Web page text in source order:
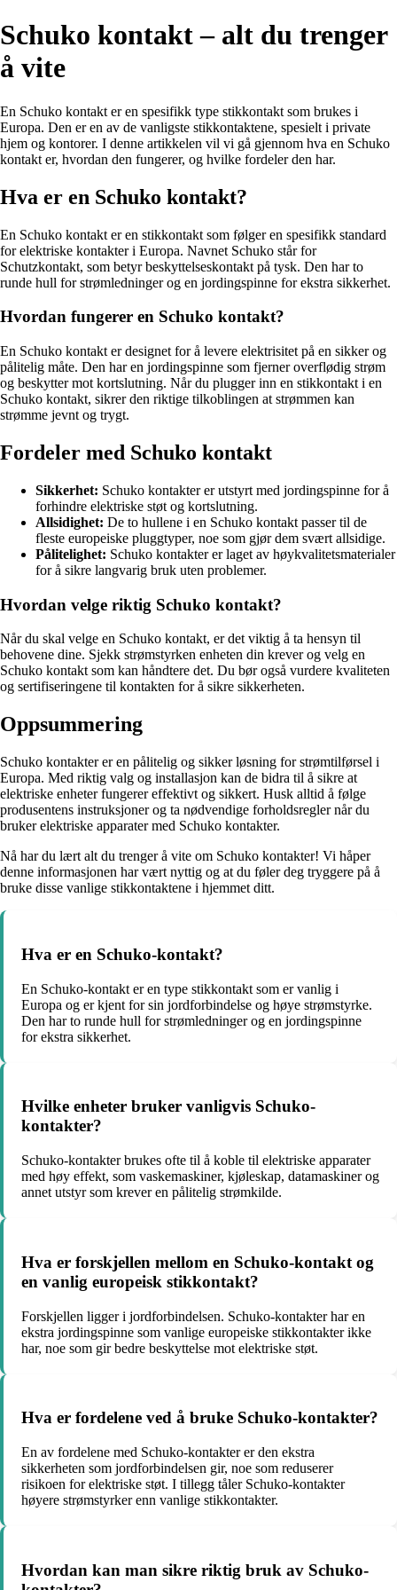
Schuko kontakt – alt du trenger
å vite
En Schuko kontakt er en spesifikk type stikkontakt som brukes i
Europa. Den er en av de vanligste stikkontaktene, spesielt i private
hjem og kontorer. I denne artikkelen vil vi gå gjennom hva en Schuko
kontakt er, hvordan den fungerer, og hvilke fordeler den har.
Hva er en Schuko kontakt?
En Schuko kontakt er en stikkontakt som følger en spesifikk standard
for elektriske kontakter i Europa. Navnet Schuko står for
Schutzkontakt, som betyr beskyttelseskontakt på tysk. Den har to
runde hull for strømledninger og en jordingspinne for ekstra sikkerhet.
Hvordan fungerer en Schuko kontakt?
En Schuko kontakt er designet for å levere elektrisitet på en sikker og
pålitelig måte. Den har en jordingspinne som fjerner overflødig strøm
og beskytter mot kortslutning. Når du plugger inn en stikkontakt i en
Schuko kontakt, sikrer den riktige tilkoblingen at strømmen kan
strømme jevnt og trygt.
Fordeler med Schuko kontakt
Sikkerhet: Schuko kontakter er utstyrt med jordingspinne for å
forhindre elektriske støt og kortslutning.
Allsidighet: De to hullene i en Schuko kontakt passer til de
fleste europeiske pluggtyper, noe som gjør dem svært allsidige.
Pålitelighet: Schuko kontakter er laget av høykvalitetsmaterialer
for å sikre langvarig bruk uten problemer.
Hvordan velge riktig Schuko kontakt?
Når du skal velge en Schuko kontakt, er det viktig å ta hensyn til
behovene dine. Sjekk strømstyrken enheten din krever og velg en
Schuko kontakt som kan håndtere det. Du bør også vurdere kvaliteten
og sertifiseringene til kontakten for å sikre sikkerheten.
Oppsummering
Schuko kontakter er en pålitelig og sikker løsning for strømtilførsel i
Europa. Med riktig valg og installasjon kan de bidra til å sikre at
elektriske enheter fungerer effektivt og sikkert. Husk alltid å følge
produsentens instruksjoner og ta nødvendige forholdsregler når du
bruker elektriske apparater med Schuko kontakter.
Nå har du lært alt du trenger å vite om Schuko kontakter! Vi håper
denne informasjonen har vært nyttig og at du føler deg tryggere på å
bruke disse vanlige stikkontaktene i hjemmet ditt.
Hva er en Schuko-kontakt?
En Schuko-kontakt er en type stikkontakt som er vanlig i
Europa og er kjent for sin jordforbindelse og høye strømstyrke.
Den har to runde hull for strømledninger og en jordingspinne
for ekstra sikkerhet.
Hvilke enheter bruker vanligvis Schuko-
kontakter?
Schuko-kontakter brukes ofte til å koble til elektriske apparater
med høy effekt, som vaskemaskiner, kjøleskap, datamaskiner og
annet utstyr som krever en pålitelig strømkilde.
Hva er forskjellen mellom en Schuko-kontakt og
en vanlig europeisk stikkontakt?
Forskjellen ligger i jordforbindelsen. Schuko-kontakter har en
ekstra jordingspinne som vanlige europeiske stikkontakter ikke
har, noe som gir bedre beskyttelse mot elektriske støt.
Hva er fordelene ved å bruke Schuko-kontakter?
En av fordelene med Schuko-kontakter er den ekstra
sikkerheten som jordforbindelsen gir, noe som reduserer
risikoen for elektriske støt. I tillegg tåler Schuko-kontakter
høyere strømstyrker enn vanlige stikkontakter.
Hvordan kan man sikre riktig bruk av Schuko-